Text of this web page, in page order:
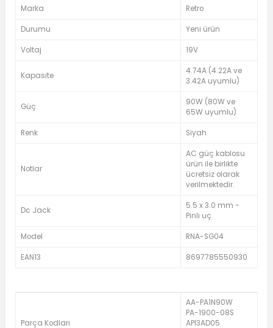
Marka Retro
Durumu Yeni ürün
Voltaj 19V
Kapasite
4.74A (4.22A ve
3.42A uyumlu)
Güç
90W (80W ve
65W uyumlu)
Renk Siyah
Notlar
AC güç kablosu
ürün ile birlikte
ücretsiz olarak
verilmektedir.
Dc Jack
5.5 x 3.0 mm -
Pinli uç
Model RNA-SG04
EAN13 8697785550930
Parça Kodları
AA-PA1N90W
PA-1900-08S
API3AD05